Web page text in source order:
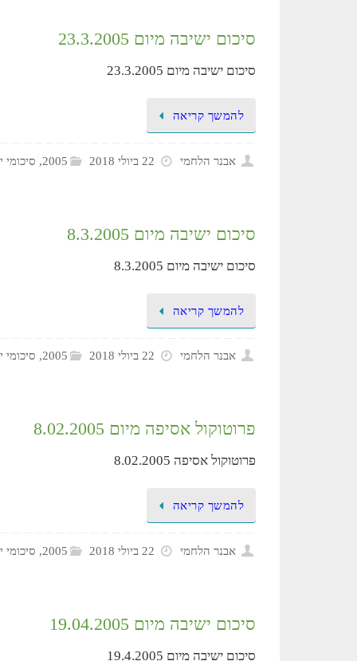
סיכום ישיבה מיום 23.3.2005
סיכום ישיבה מיום 23.3.2005
להמשך קריאה
אבנר הלחמי 22 ביולי 2018 2005
, סיכומי
סיכום ישיבה מיום 8.3.2005
סיכום ישיבה מיום 8.3.2005
להמשך קריאה
אבנר הלחמי 22 ביולי 2018 2005
, סיכומי
פרוטוקול אסיפה מיום 8.02.2005
פרוטוקול אסיפה 8.02.2005
להמשך קריאה
אבנר הלחמי 22 ביולי 2018 2005
, סיכומי
סיכום ישיבה מיום 19.04.2005
סיכום ישיבה מיום 19.4.2005